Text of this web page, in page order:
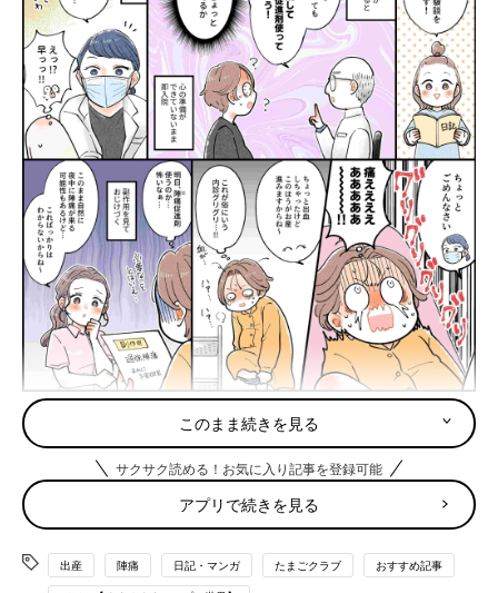
このまま続きを見る
サクサク読める！お気に入り記事を登録可能
アプリで続きを見る
出産 陣痛 日記・マンガ たまごクラブ おすすめ記事